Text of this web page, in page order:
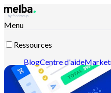
Menu
Ressources
BlogCentre d'aide
intelligent